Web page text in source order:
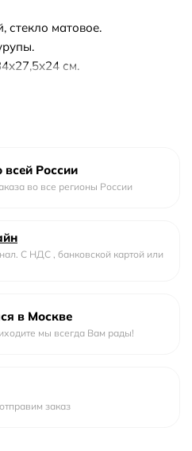
стекло матовое.
см.
России
во все регионы России
С НДС , банковской картой или
в Москве
мы всегда Вам рады!
заказ